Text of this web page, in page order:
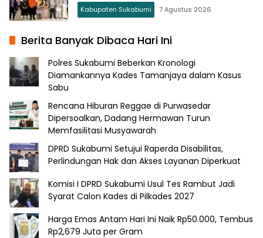
Kabupaten Sukabumi 7 Agustus 2026
Berita Banyak Dibaca Hari Ini
Polres Sukabumi Beberkan Kronologi
Diamankannya Kades Tamanjaya dalam Kasus
Sabu
Rencana Hiburan Reggae di Purwasedar
Dipersoalkan, Dadang Hermawan Turun
Memfasilitasi Musyawarah
DPRD Sukabumi Setujui Raperda Disabilitas,
Perlindungan Hak dan Akses Layanan Diperkuat
Komisi I DPRD Sukabumi Usul Tes Rambut Jadi
Syarat Calon Kades di Pilkades 2027
Harga Emas Antam Hari Ini Naik Rp50.000, Tembus
Rp2,679 Juta per Gram